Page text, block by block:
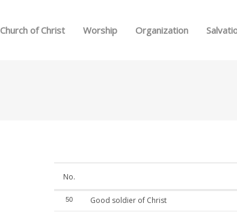
Church of Christ Worship Organization
No.
50 Good soldier of Christ